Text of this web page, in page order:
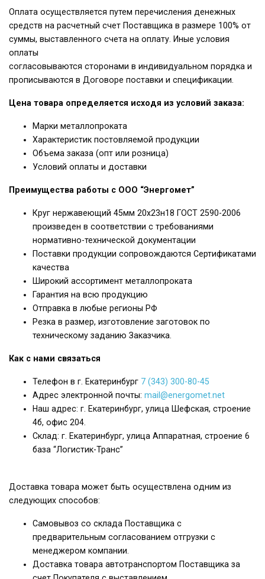
Оплата осуществляется путем перечисления денежных
средств на расчетный счет Поставщика в размере 100% от
суммы, выставленного счета на оплату. Иные условия
оплаты
согласовываются сторонами в индивидуальном порядка и
прописываются в Договоре поставки и спецификации.
Цена товара определяется исходя из условий заказа:
Марки металлопроката
Характеристик постовляемой продукции
Объема заказа (опт или розница)
Условий оплаты и доставки
Преимущества работы с ООО “Энергомет”
Круг нержавеющий 45мм 20х23н18 ГОСТ 2590-2006
произведен в соответствии с требованиями
нормативно-технической документации
Поставки продукции сопровождаются Сертификатами
качества
Широкий ассортимент металлопроката
Гарантия на всю продукцию
Отправка в любые регионы РФ
Резка в размер, изготовление заготовок по
техническому заданию Заказчика.
Как с нами связаться
Телефон в г. Екатеринбург 7 (343) 300-80-45
Адрес электронной почты: mail@energomet.net
Наш адрес: г. Екатеринбург, улица Шефская, строение
4б, офис 204.
Склад: г. Екатеринбург, улица Аппаратная, строение 6
база “Логистик-Транс”
Доставка товара может быть осуществлена одним из
следующих способов:
Самовывоз со склада Поставщика с
предварительным согласованием отгрузки с
менеджером компании.
Доставка товара автотранспортом Поставщика за